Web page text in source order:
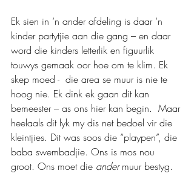
Ek sien in ‘n ander afdeling is daar ‘n
kinder partytjie aan die gang – en daar
word die kinders letterlik en figuurlik
touwys gemaak oor hoe om te klim. Ek
skep moed -  die area se muur is nie te
hoog nie. Ek dink ek gaan dit kan
bemeester – as ons hier kan begin.  Maar
heelaals dit lyk my dis net bedoel vir die
kleintjies. Dit was soos die “playpen”, die
baba swembadjie. Ons is mos nou
groot. Ons moet die ander muur bestyg.